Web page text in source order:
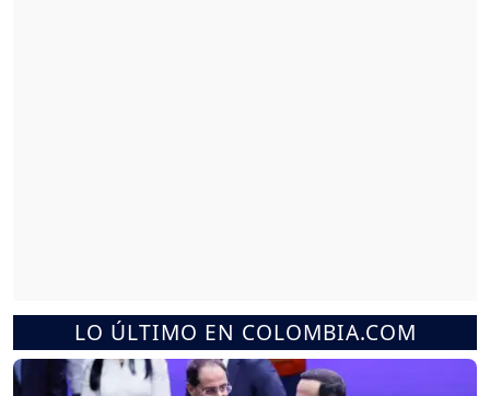
LO ÚLTIMO EN COLOMBIA.COM